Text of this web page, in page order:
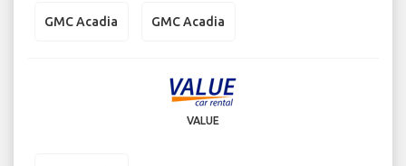
GMC Acadia GMC Acadia
VALUE